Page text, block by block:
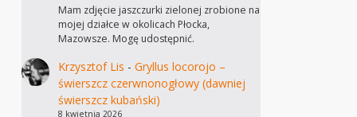
Mam zdjęcie jaszczurki zielonej zrobione na
mojej działce w okolicach Płocka,
Mazowsze. Mogę udostępnić.
Krzysztof Lis - Gryllus locorojo –
świerszcz czerwnonogłowy (dawniej
świerszcz kubański)
8 kwietnia 2026